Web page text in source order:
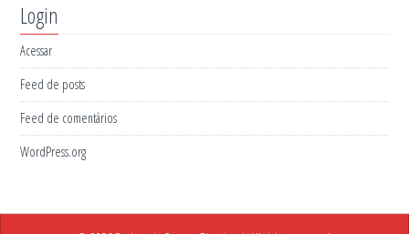
Login
Acessar
Feed de posts
Feed de comentários
WordPress.org